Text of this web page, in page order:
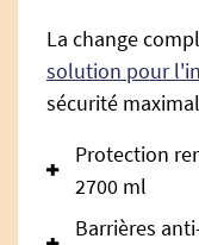
La change
solution pour
sécurité
Protection
2700 ml
Barrières